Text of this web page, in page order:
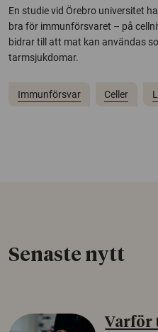
En studie vid Örebro universitet
bra för immunförsvaret – på
bidrar till att mat kan användas
tarmsjukdomar.
Immunförsvar Celler
Senaste nytt
Varför